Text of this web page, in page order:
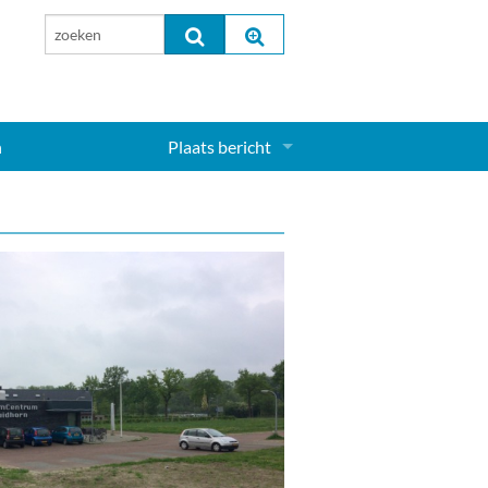
Plaats bericht